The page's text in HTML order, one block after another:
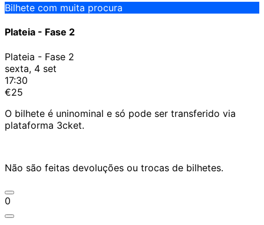
Bilhete com muita procura
Plateia - Fase 2
Plateia - Fase 2
sexta, 4 set
17:30
€25
O bilhete é uninominal e só pode ser transferido via
plataforma 3cket.
Não são feitas devoluções ou trocas de bilhetes.
0